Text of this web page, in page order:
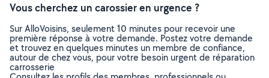
Vous cherchez un carossier en urgence ?
Sur AlloVoisins, seulement 10 minutes pour recevoir une
première réponse à votre demande. Postez votre demande
et trouvez en quelques minutes un membre de confiance,
autour de chez vous, pour votre besoin urgent de réparation
carrosserie